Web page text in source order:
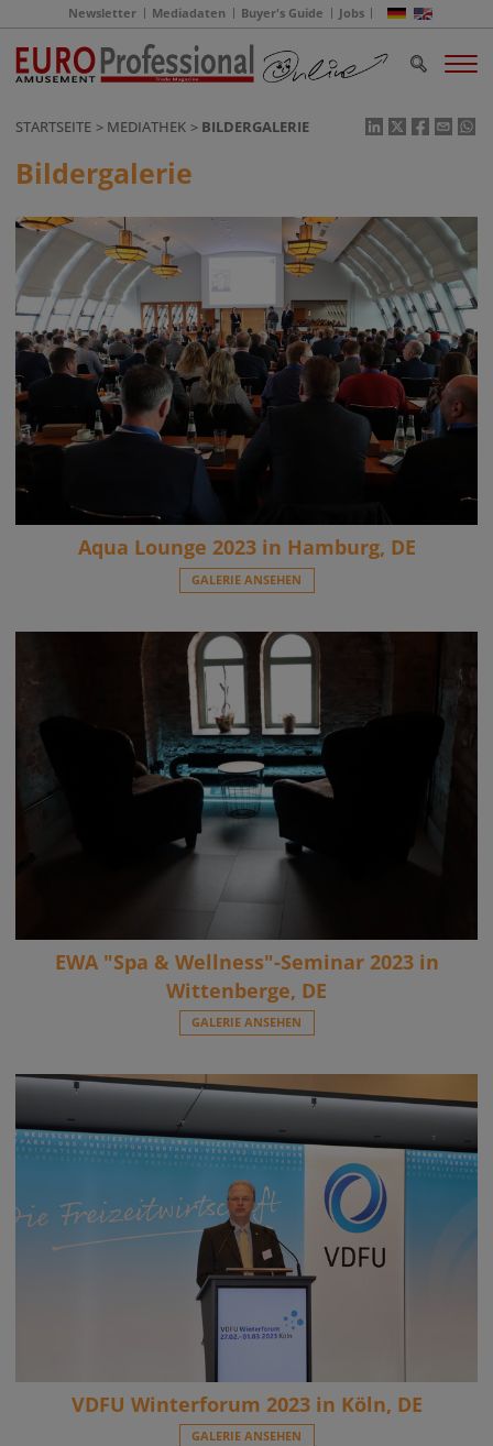
Newsletter Mediadaten Buyer's Guide Jobs
STARTSEITE MEDIATHEK BILDERGALERIE
Bildergalerie
Aqua Lounge 2023 in Hamburg, DE
GALERIE ANSEHEN
EWA "Spa & Wellness"-Seminar 2023 in
Wittenberge, DE
GALERIE ANSEHEN
VDFU Winterforum 2023 in Köln, DE
GALERIE ANSEHEN